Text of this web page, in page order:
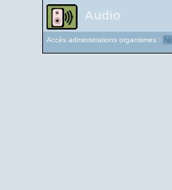
Audio
Accès administrations organismes :